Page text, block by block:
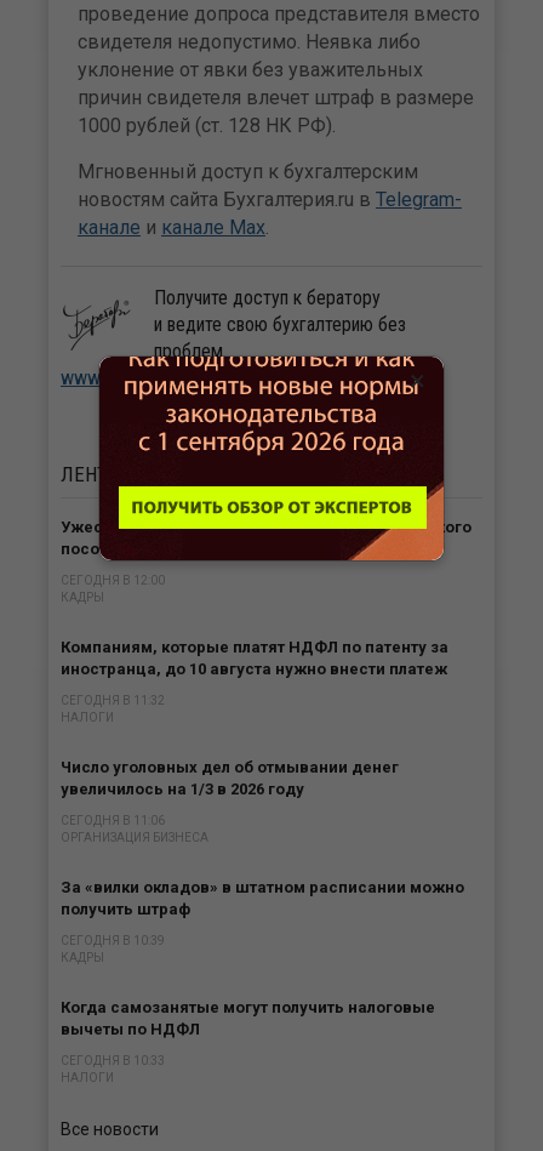
проведение допроса представителя вместо
свидетеля недопустимо. Неявка либо
уклонение от явки без уважительных
причин свидетеля влечет штраф в размере
1000 рублей (ст. 128 НК РФ).
Мгновенный доступ к бухгалтерским
новостям сайта Бухгалтерия.ru в Telegram-
канале и канале Max.
Получите доступ к бератору
и ведите свою бухгалтерию без
проблем.
www.berator.ru
ЛЕНТА
Ужесточен порядок оформления единого детского
пособия по месту пребывания
СЕГОДНЯ В 12:00
КАДРЫ
Компаниям, которые платят НДФЛ по патенту за
иностранца, до 10 августа нужно внести платеж
СЕГОДНЯ В 11:32
НАЛОГИ
Число уголовных дел об отмывании денег
увеличилось на 1/3 в 2026 году
СЕГОДНЯ В 11:06
ОРГАНИЗАЦИЯ БИЗНЕСА
За «вилки окладов» в штатном расписании можно
получить штраф
СЕГОДНЯ В 10:39
КАДРЫ
Когда самозанятые могут получить налоговые
вычеты по НДФЛ
СЕГОДНЯ В 10:33
НАЛОГИ
Все новости
×